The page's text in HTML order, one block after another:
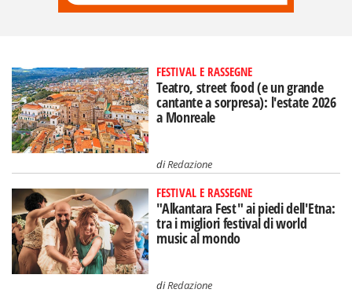
FESTIVAL E RASSEGNE
Teatro, street food (e un grande
cantante a sorpresa): l'estate 2026
a Monreale
diRedazione
FESTIVAL E RASSEGNE
"Alkantara Fest" ai piedi dell'Etna:
tra i migliori festival di world
music al mondo
diRedazione